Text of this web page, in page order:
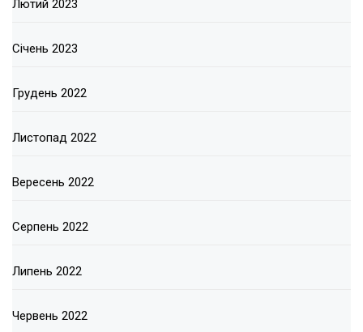
Лютий 2023
Січень 2023
Грудень 2022
Листопад 2022
Вересень 2022
Серпень 2022
Липень 2022
Червень 2022